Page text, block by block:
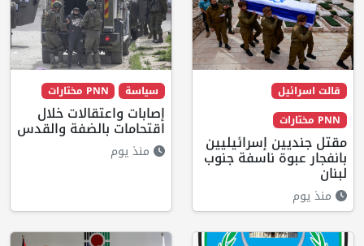
قالت اسرائيل
PNN مختارات
مقتل جنديين إسرائيليين
بانفجار عبوة ناسفة جنوب
لبنان
منذ يوم
سياسة PNN مختارات
إصابات واعتقالات خلال
اقتحامات بالضفة والقدس
منذ يوم